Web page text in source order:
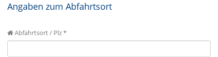
Angaben zum Abfahrtsort
Abfahrtsort / Plz *